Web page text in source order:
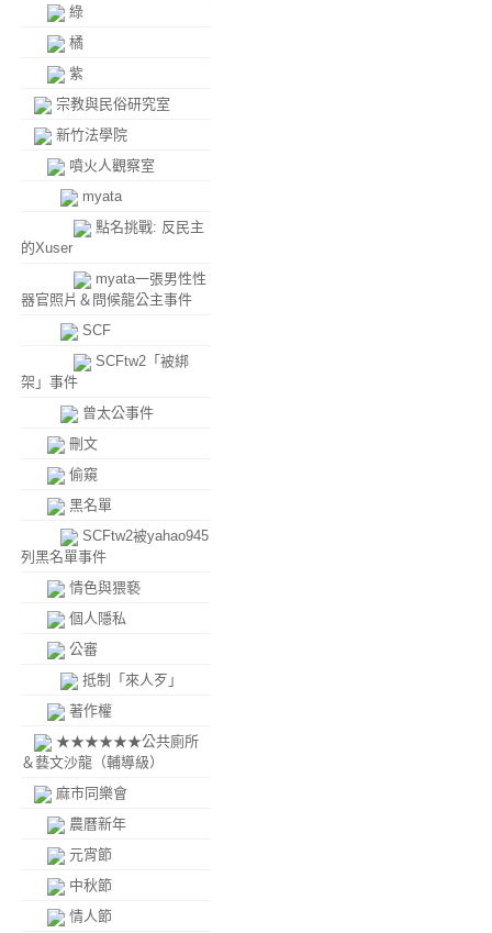
綠
橘
紫
宗教與民俗研究室
新竹法學院
噴火人觀察室
myata
點名挑戰: 反民主
的Xuser
myata一張男性性
器官照片＆問候龍公主事件
SCF
SCFtw2「被綁
架」事件
曾太公事件
刪文
偷窺
黑名單
SCFtw2被yahao945
列黑名單事件
情色與猥褻
個人隱私
公審
抵制「來人歹」
著作權
★★★★★★公共廁所
＆藝文沙龍（輔導級）
麻市同樂會
農曆新年
元宵節
中秋節
情人節